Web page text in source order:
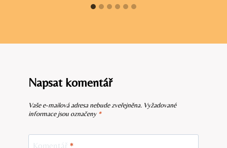
Napsat komentář
Vaše e-mailová adresa nebude zveřejněna. Vyžadované
informace jsou označeny *
Komentář *